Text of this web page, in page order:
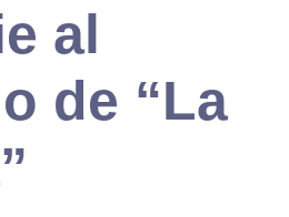
al
de “La